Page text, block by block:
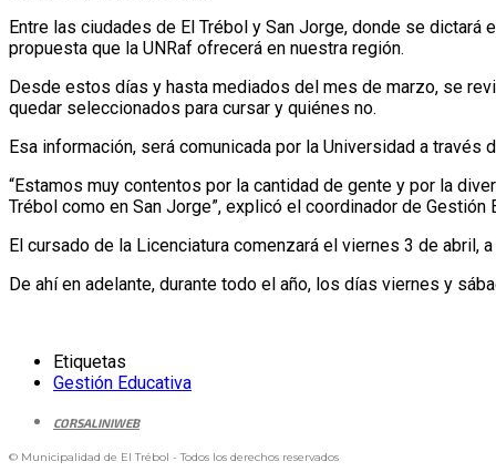
Entre las ciudades de El Trébol y San Jorge, donde se
propuesta que la UNRaf ofrecerá en nuestra región.
Desde estos días y hasta mediados del mes de marzo, se
quedar seleccionados para cursar y quiénes no.
Esa información, será comunicada por la Universidad a
“Estamos muy contentos por la cantidad de gente y por la
Trébol como en San Jorge”, explicó el coordinador de Gestión
El cursado de la Licenciatura comenzará el viernes 3 de abril,
De ahí en adelante, durante todo el año, los días viernes y
Etiquetas
Gestión Educativa
CORSALINIWEB
© Municipalidad de El Trébol - Todos los derechos reservados